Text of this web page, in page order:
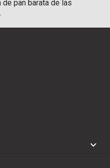
pan barata de las
